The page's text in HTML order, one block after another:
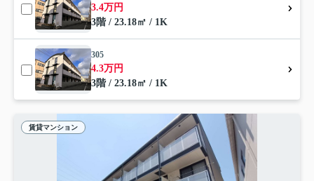
3.4万円
3階 / 23.18㎡ / 1K
305
4.3万円
3階 / 23.18㎡ / 1K
賃貸マンション